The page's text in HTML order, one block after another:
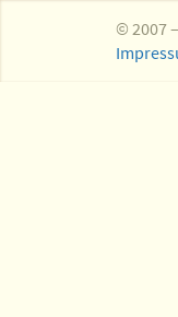
© 2007